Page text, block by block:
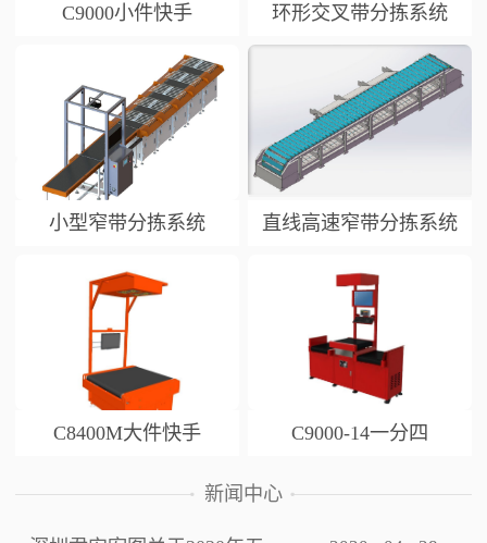
C9000小件快手 环形交叉带分拣系统
小型窄带分拣系统 直线高速窄带分拣系统
C8400M大件快手 C9000-14一分四
新闻中心